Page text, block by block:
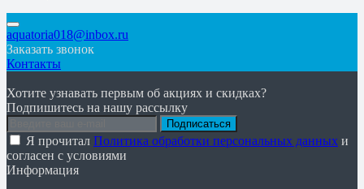
aquatoria018@inbox.ru
Заказать звонок
Контакты
Хотите узнавать первым об акциях и скидках?
Подпишитесь на нашу рассылку
Подписаться
Я прочитал Политика обработки персональных данных и
согласен с условиями
Информация